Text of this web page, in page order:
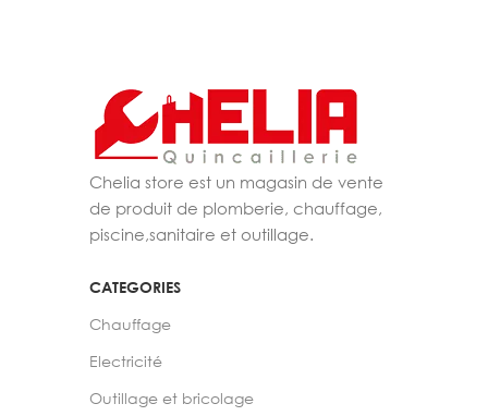
Chelia store est un magasin de vente
de produit de plomberie, chauffage,
piscine,sanitaire et outillage.
CATEGORIES
Chauffage
Electricité
Outillage et bricolage